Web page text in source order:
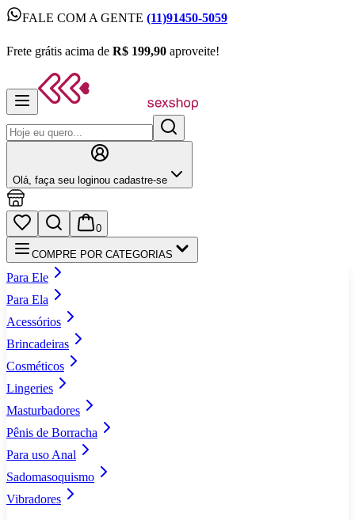
FALE COM A GENTE (11)91450-5059
Frete grátis acima de R$ 199,90 aproveite!
Olá, faça seu loginou cadastre‑se
0
COMPRE POR CATEGORIAS
Para Ele
Para Ela
Acessórios
Brincadeiras
Cosméticos
Lingeries
Masturbadores
Pênis de Borracha
Para uso Anal
Sadomasoquismo
Vibradores